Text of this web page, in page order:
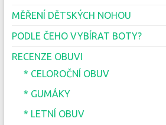
MĚŘENÍ DĚTSKÝCH NOHOU
PODLE ČEHO VYBÍRAT BOTY?
RECENZE OBUVI
* CELOROČNÍ OBUV
* GUMÁKY
* LETNÍ OBUV